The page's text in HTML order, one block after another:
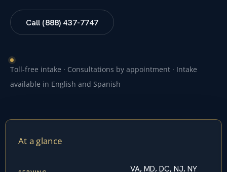
Call (888) 437-7747
Toll-free intake · Consultations by appointment · Intake
available in English and Spanish
At a glance
VA, MD, DC, NJ, NY